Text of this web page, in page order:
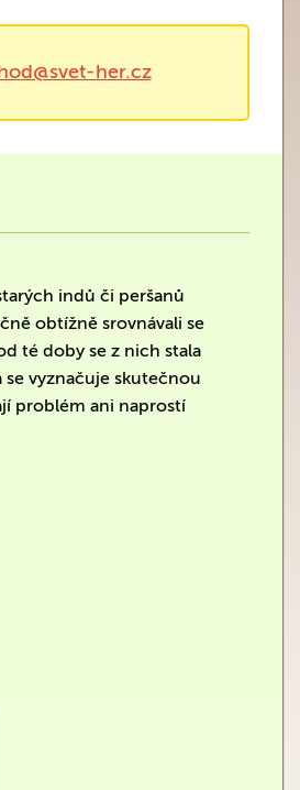
her.cz
indů či peršanů
obtížně srovnávali se
té doby se z nich stala
vyznačuje skutečnou
problém ani naprostí